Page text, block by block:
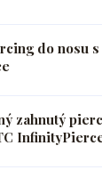
do nosu
zahnutý